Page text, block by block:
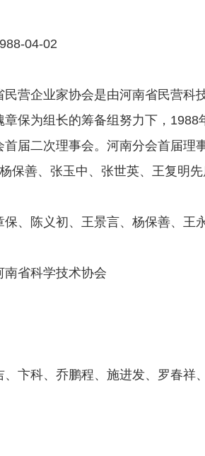
04-02
民营企业家协会是由河南省民营科
章保为组长的筹备组努力下，
首届二次理事会。河南分会首届
保善、张玉中、张世英、王复明先
保、陈义初、王景言、杨保善、王
南省科学技术协会
、卞科、乔鹏程、施进发、罗春祥